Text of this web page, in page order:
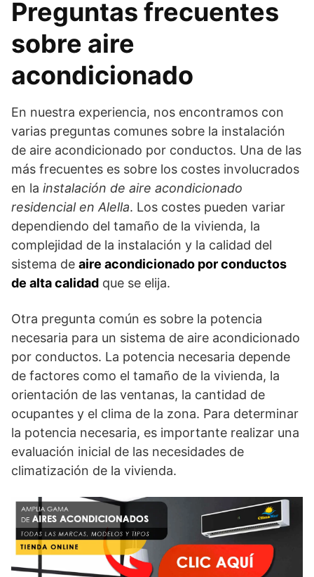
Preguntas frecuentes
sobre aire
acondicionado
En nuestra experiencia, nos encontramos con
varias preguntas comunes sobre la instalación
de aire acondicionado por conductos. Una de las
más frecuentes es sobre los costes involucrados
en la instalación de aire acondicionado
residencial en Alella. Los costes pueden variar
dependiendo del tamaño de la vivienda, la
complejidad de la instalación y la calidad del
sistema de aire acondicionado por conductos
de alta calidad que se elija.
Otra pregunta común es sobre la potencia
necesaria para un sistema de aire acondicionado
por conductos. La potencia necesaria depende
de factores como el tamaño de la vivienda, la
orientación de las ventanas, la cantidad de
ocupantes y el clima de la zona. Para determinar
la potencia necesaria, es importante realizar una
evaluación inicial de las necesidades de
climatización de la vivienda.